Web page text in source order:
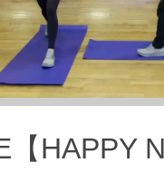
【HAPPY